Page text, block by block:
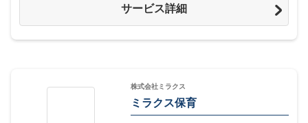
サービス詳細
株式会社ミラクス
ミラクス保育